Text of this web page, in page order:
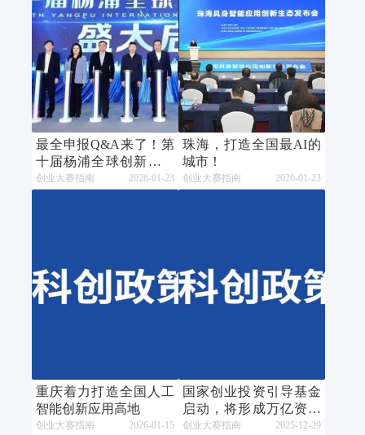
最全申报Q&A来了！第
十届杨浦全球创新创业
大赛火热报名中
创业大赛指南 2026-01-23
珠海，打造全国最AI的
城市！
创业大赛指南 2026-01-23
重庆着力打造全国人工
智能创新应用高地
创业大赛指南 2026-01-15
国家创业投资引导基金
启动，将形成万亿资金
规模
创业大赛指南 2025-12-29